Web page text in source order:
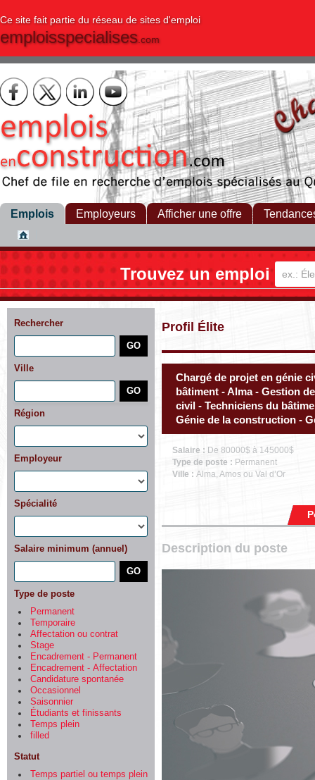
Ce site fait partie du réseau de sites d'emploi
emploisspecialises.com
Emplois Employeurs Afficher une offre
Trouvez un emploi
Rechercher
Ville
Région
Employeur
Spécialité
Salaire minimum (annuel)
Type de poste
Permanent
Temporaire
Affectation ou contrat
Stage
Encadrement - Permanent
Encadrement - Affectation
Candidature spontanée
Occasionnel
Saisonnier
Étudiants et finissants
Temps plein
filled
Statut
Temps partiel ou temps plein
Profil Élite
Chargé de projet en génie
bâtiment - Alma - Gestion
civil - Techniciens du
Génie de la construction -
Salaire : De 80000$ à 145000$
Type de poste : Permanent
Ville : Alma, Amos ou Val d’Or
Description du poste